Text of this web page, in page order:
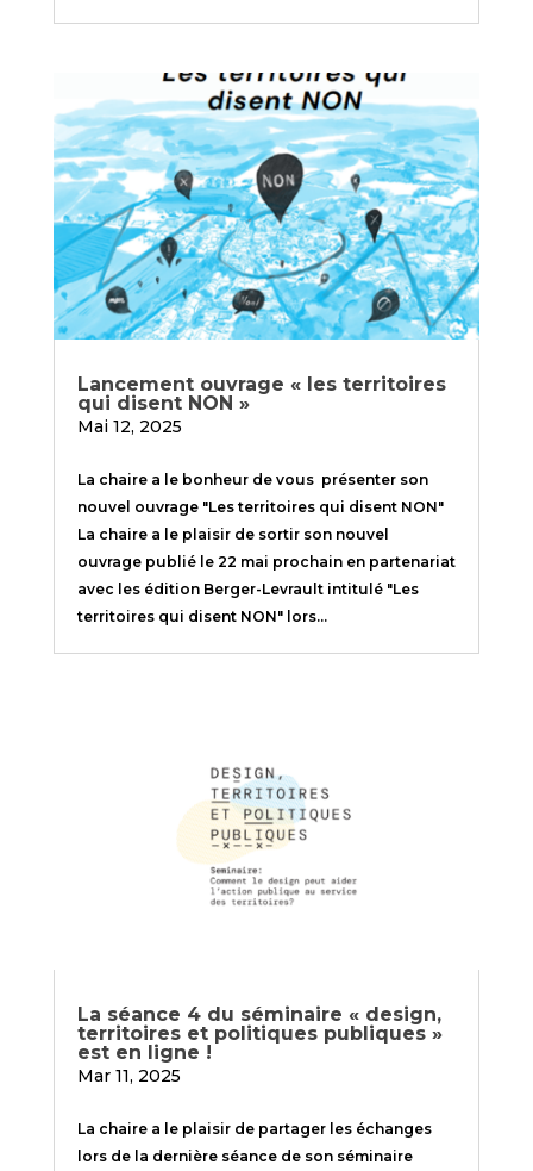
Lancement ouvrage « les territoires
qui disent NON »
Mai 12, 2025
La chaire a le bonheur de vous présenter son
nouvel ouvrage "Les territoires qui disent NON"
La chaire a le plaisir de sortir son nouvel
ouvrage publié le 22 mai prochain en partenariat
avec les édition Berger-Levrault intitulé "Les
territoires qui disent NON" lors...
La séance 4 du séminaire « design,
territoires et politiques publiques »
est en ligne !
Mar 11, 2025
La chaire a le plaisir de partager les échanges
lors de la dernière séance de son séminaire